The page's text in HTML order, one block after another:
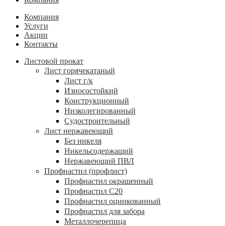
Компания
Услуги
Акции
Контакты
Листовой прокат
Лист горячекатаный
Лист г/к
Износостойкий
Конструкционный
Низколегированный
Судостроительный
Лист нержавеющий
Без никеля
Никельсодержащий
Нержавеющий ПВЛ
Профнастил (профлист)
Профнастил окрашенный
Профнастил С20
Профнастил оцинкованный
Профнастил для забора
Металлочерепица